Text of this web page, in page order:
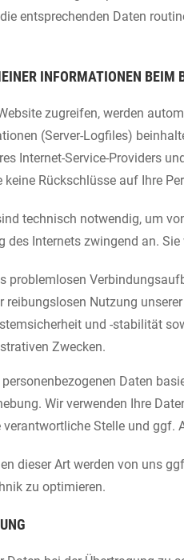
entsprechenden Daten
INFORMATIONEN BEIM
zugreifen, werden
(Server-Logfiles)
Internet-Service-Providers
Rückschlüsse auf Ihre
technisch notwendig, um
des Internets zwingend an.
problemlosen
reibungslosen Nutzung
und -stabilität
Zwecken.
Daten
Wir verwenden Ihre
Stelle und ggf.
dieser Art werden von uns
zu optimieren.